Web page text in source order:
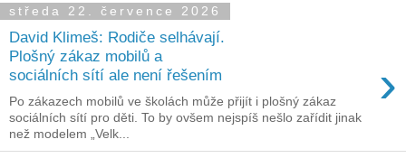
středa 22. července 2026
David Klimeš: Rodiče selhávají.
Plošný zákaz mobilů a
sociálních sítí ale není řešením
›
Po zákazech mobilů ve školách může přijít i plošný zákaz
sociálních sítí pro děti. To by ovšem nejspíš nešlo zařídit jinak
než modelem „Velk...